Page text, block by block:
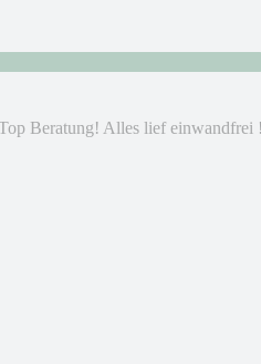
Beratung! Alles lief einwandfrei